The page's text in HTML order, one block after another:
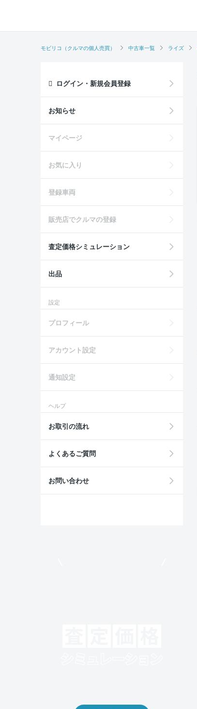
モビリコ（クルマの個人売買） 中古車一覧 ライズ
ログイン・新規会員登録
お知らせ
マイページ
お気に入り
登録車両
販売店でクルマの登録
査定価格シミュレーション
出品
設定
プロフィール
アカウント設定
通知設定
ヘルプ
お取引の流れ
よくあるご質問
お問い合わせ